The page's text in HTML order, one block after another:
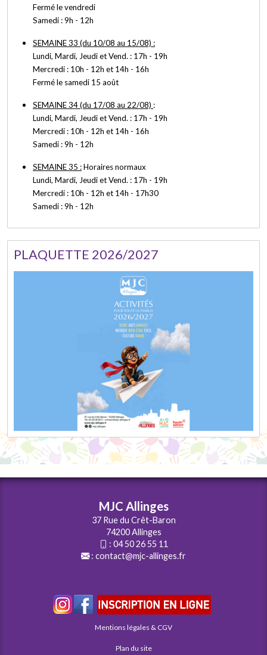
Fermé le vendredi
Samedi : 9h - 12h
SEMAINE 33 (du 10/08 au 15/08) :
Lundi, Mardi, Jeudi et Vend. : 17h - 19h
Mercredi : 10h - 12h et 14h - 16h
Fermé le samedi 15 août
SEMAINE 34 (du 17/08 au 22/08) :
Lundi, Mardi, Jeudi et Vend. : 17h - 19h
Mercredi : 10h - 12h et 14h - 16h
Samedi : 9h - 12h
SEMAINE 35 :Horaires normaux
Lundi, Mardi, Jeudi et Vend. : 17h - 19h
Mercredi : 10h - 12h et 14h - 17h30
Samedi : 9h - 12h
PLAQUETTE 2026/2027
MJC Allinges
37 Rue du Crêt-Baron
74200 Allinges
: 04 50 26 55 11
: contact@mjc-allinges.fr
Mentions légales & CGV
Plan du site